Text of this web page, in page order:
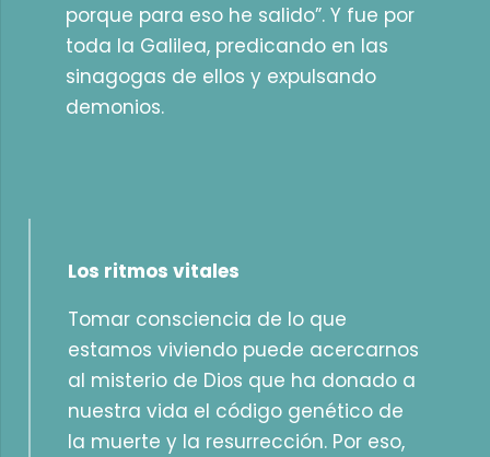
porque para eso he salido”. Y fue por
toda la Galilea, predicando en las
sinagogas de ellos y expulsando
demonios.
Los ritmos vitales
Tomar consciencia de lo que
estamos viviendo puede acercarnos
al misterio de Dios que ha donado a
nuestra vida el código genético de
la muerte y la resurrección. Por eso,